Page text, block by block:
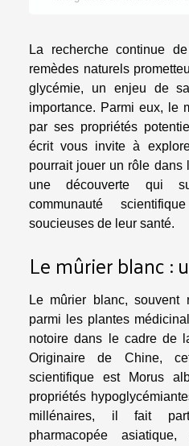
La recherche continue
remèdes naturels
glycémie, un enjeu de
importance. Parmi eux, le
par ses propriétés
écrit vous invite à
pourrait jouer un rôle dans
une découverte qui
communauté
soucieuses de leur santé.
Le mûrier blanc :
Le mûrier blanc, souvent
parmi les plantes
notoire dans le cadre de
Originaire de Chine,
scientifique est Morus
propriétés
millénaires, il fait
pharmacopée